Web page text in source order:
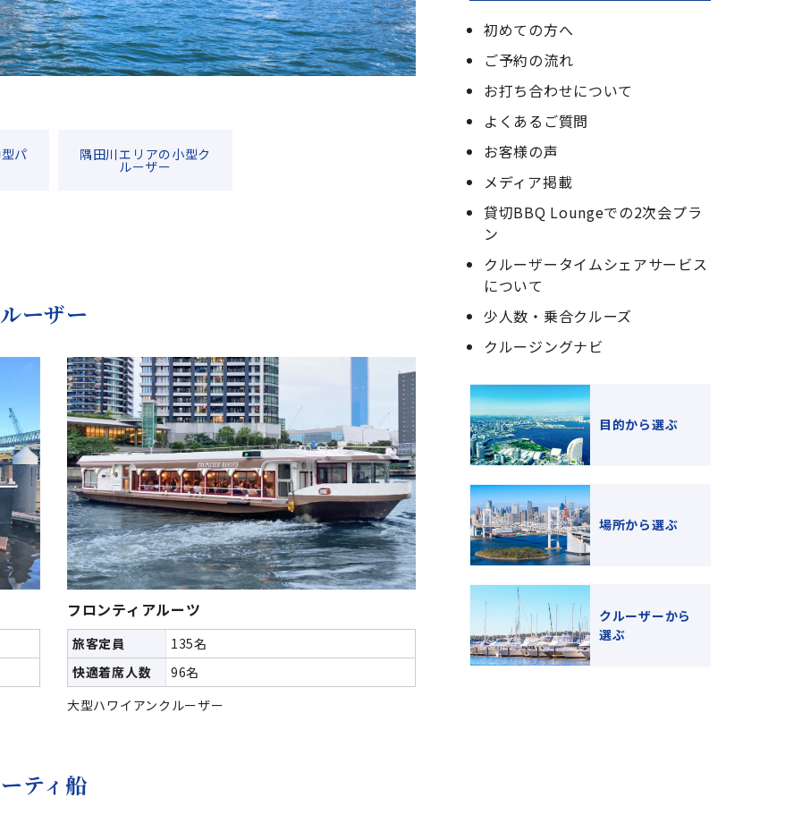
パ 隅田川エリアの小型ク
ルーザー
ーザー
フロンティアルーツ
旅客定員
135名
快適着席人数
96名
大型ハワイアンクルーザー
ティ船
初めての方へ
ご予約の流れ
お打ち合わせについて
よくあるご質問
お客様の声
メディア掲載
貸切BBQ Loungeでの2次会プラ
ン
クルーザータイムシェアサービス
について
少人数・乗合クルーズ
クルージングナビ
目的から選ぶ
場所から選ぶ
クルーザーから
選ぶ